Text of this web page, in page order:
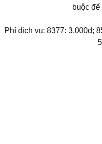
buộc
Phí dịch vụ: 8377: 3.000đ;